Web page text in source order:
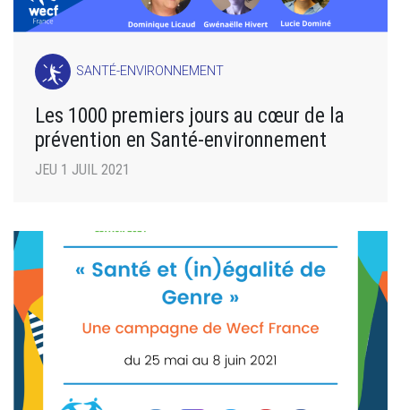
SANTÉ-ENVIRONNEMENT
Les 1000 premiers jours au cœur de la
prévention en Santé-environnement
JEU 1 JUIL 2021